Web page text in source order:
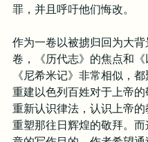
罪，并且呼吁他们悔改。
作为一卷以被掳归回为大
卷，《历代志》的焦点和《
《尼希米记》非常相似，
重建以色列百姓对于上帝
重新认识律法，认识上帝
重塑那往日辉煌的敬拜。